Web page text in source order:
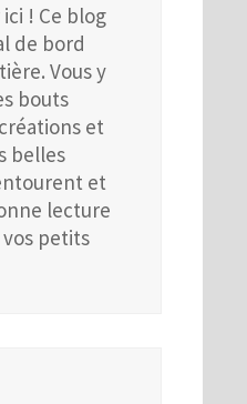
! Ce blog
de bord
Vous y
bouts
et
belles
et
lecture
petits